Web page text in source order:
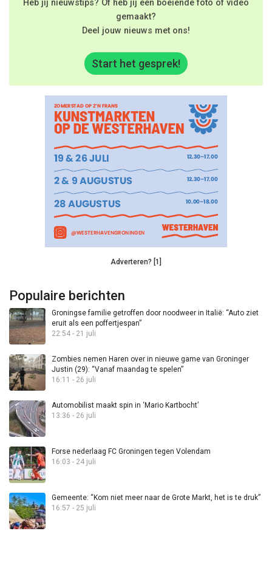
Heb jij nieuwstips? Of heb jij een boeiende foto of video
gemaakt?
Deel jouw nieuws met ons!
Start het gesprek!
Adverteren? [1]
Populaire berichten
Groningse familie getroffen door noodweer in Italië: “Auto ziet
eruit als een poffertjespan”
22:54 - 21 juli
Zombies nemen Haren over in nieuwe game van Groninger
Justin (29): “Vanaf maandag te spelen”
16:11 - 26 juli
Automobilist maakt spin in ‘Mario Kartbocht’
13:36 - 26 juli
Forse nederlaag FC Groningen tegen Volendam
16:03 - 24 juli
Gemeente: “Kom niet meer naar de Grote Markt, het is te druk”
16:57 - 25 juli